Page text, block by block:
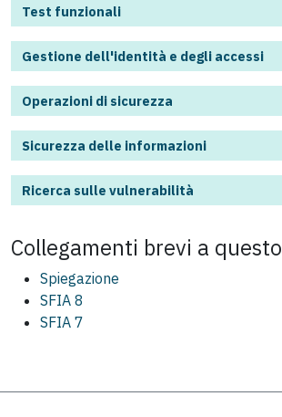
Test funzionali
Gestione dell'identità e degli accessi
Operazioni di sicurezza
Sicurezza delle informazioni
Ricerca sulle vulnerabilità
Collegamenti brevi a questo
Spiegazione
SFIA 8
SFIA 7